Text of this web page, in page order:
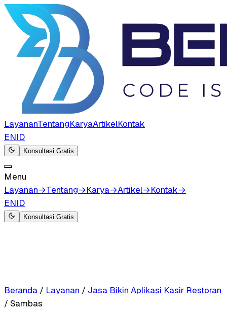
LayananTentangKaryaArtikelKontak
ENID
Konsultasi Gratis
Menu
Layanan→Tentang→Karya→Artikel→Kontak→
ENID
Konsultasi Gratis
Beranda / Layanan / Jasa Bikin Aplikasi Kasir Restoran
/ Sambas